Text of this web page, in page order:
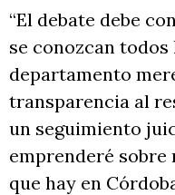
“El debate debe
se conozcan todos
departamento
transparencia al
un seguimiento
emprenderé sobre
que hay en